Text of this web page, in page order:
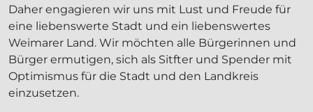
Daher engagieren wir uns mit Lust und Freude für
eine liebenswerte Stadt und ein liebenswertes
Weimarer Land. Wir möchten alle Bürgerinnen und
Bürger ermutigen, sich als Sitfter und Spender mit
Optimismus für die Stadt und den Landkreis
einzusetzen.